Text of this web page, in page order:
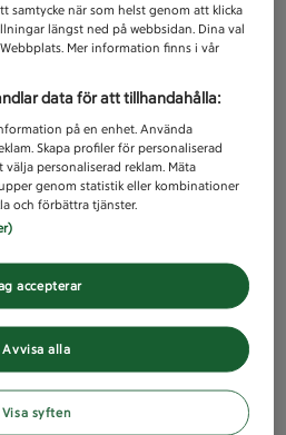
samtycke när som helst genom att klicka
längst ned på webbsidan. Dina val
Mer information finns i vår
data för att tillhandahålla:
på en enhet. Använda
Skapa profiler för personaliserad
personaliserad reklam. Mäta
genom statistik eller kombinationer
och förbättra tjänster.
Avvisa alla
accepterar
Visa syften